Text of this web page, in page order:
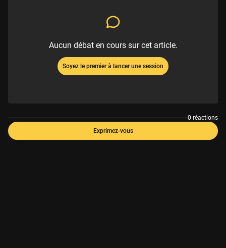
Aucun débat en cours sur cet article.
Soyez le premier à lancer une session
0 réactions
Exprimez-vous